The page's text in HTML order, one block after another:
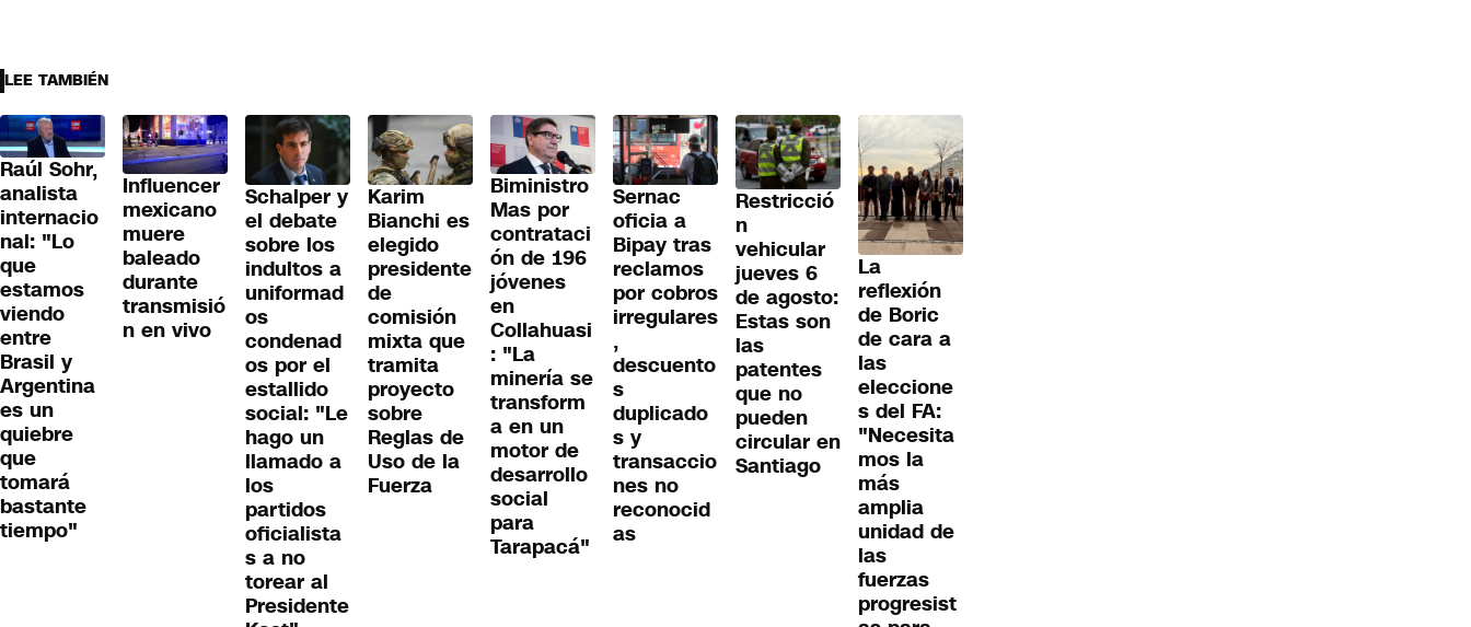
LEE TAMBIÉN
Raúl Sohr,
analista
internacio
nal: "Lo
que
estamos
viendo
entre
Brasil y
Argentina
es un
quiebre
que
tomará
bastante
tiempo"
Influencer
mexicano
muere
baleado
durante
transmisió
n en vivo
Schalper y
el debate
sobre los
indultos a
uniformad
os
condenad
os por el
estallido
social: "Le
hago un
llamado a
los
partidos
oficialista
s a no
torear al
Presidente
Karim
Bianchi es
elegido
presidente
de
comisión
mixta que
tramita
proyecto
sobre
Reglas de
Uso de la
Fuerza
Biministro
Mas por
contrataci
ón de 196
jóvenes
en
Collahuasi
: "La
minería se
transform
a en un
motor de
desarrollo
social
para
Tarapacá"
Sernac
oficia a
Bipay tras
reclamos
por cobros
irregulares
,
descuento
s
duplicado
s y
transaccio
nes no
reconocid
as
Restricció
n
vehicular
jueves 6
de agosto:
Estas son
las
patentes
que no
pueden
circular en
Santiago
La
reflexión
de Boric
de cara a
las
eleccione
s del FA:
"Necesita
mos la
más
amplia
unidad de
las
fuerzas
progresist